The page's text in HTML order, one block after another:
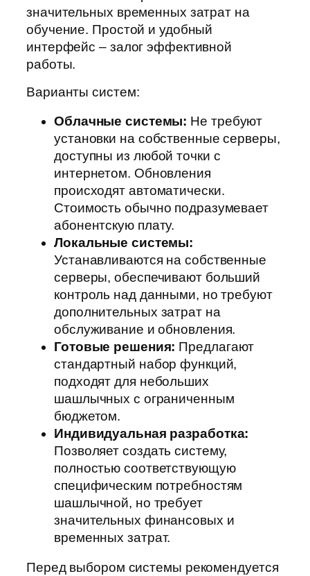
значительных временных затрат на
обучение. Простой и удобный
интерфейс – залог эффективной
работы.
Варианты систем:
Облачные системы: Не требуют
установки на собственные серверы,
доступны из любой точки с
интернетом. Обновления
происходят автоматически.
Стоимость обычно подразумевает
абонентскую плату.
Локальные системы:
Устанавливаются на собственные
серверы, обеспечивают больший
контроль над данными, но требуют
дополнительных затрат на
обслуживание и обновления.
Готовые решения: Предлагают
стандартный набор функций,
подходят для небольших
шашлычных с ограниченным
бюджетом.
Индивидуальная разработка:
Позволяет создать систему,
полностью соответствующую
специфическим потребностям
шашлычной, но требует
значительных финансовых и
временных затрат.
Перед выбором системы рекомендуется